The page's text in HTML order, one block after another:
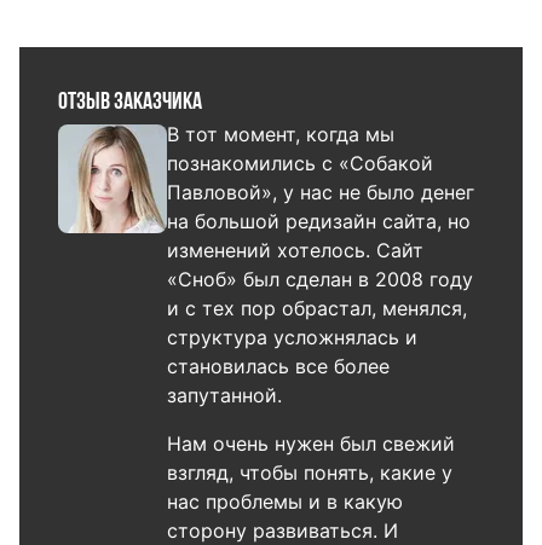
Отзыв заказчика
В тот момент, когда мы
познакомились с «Собакой
Павловой», у нас не было денег
на большой редизайн сайта, но
изменений хотелось. Сайт
«Сноб» был сделан в 2008 году
и с тех пор обрастал, менялся,
структура усложнялась и
становилась все более
запутанной.
Нам очень нужен был свежий
взгляд, чтобы понять, какие у
нас проблемы и в какую
сторону развиваться. И